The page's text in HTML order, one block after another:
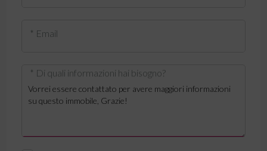
* Email
* Di quali informazioni hai bisogno?